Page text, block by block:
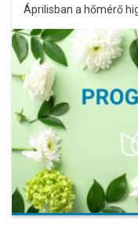
Áprilisban a hőmérő